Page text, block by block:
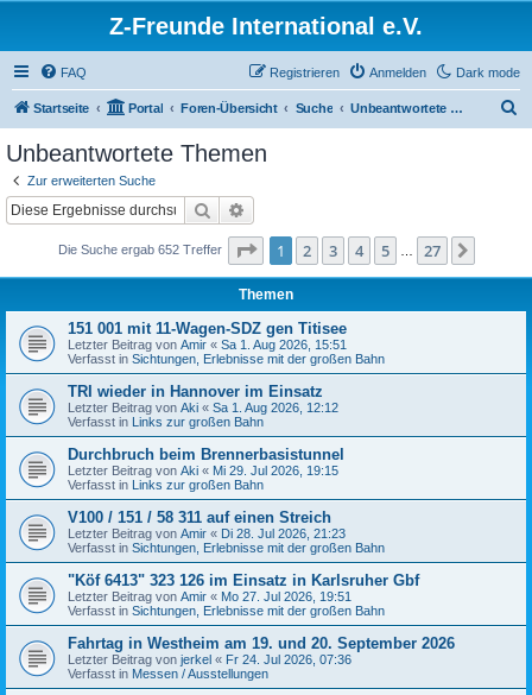
Z-Freunde International e.V.
Dark mode
FAQ Anmelden
Registrieren
Startseite Portal Foren-Übersicht Suche Unbeantwortete Themen
Unbeantwortete Themen
Zur erweiterten Suche
Suche
Die Suche ergab 652 Treffer Seite 1von 27
1 2 3 4 5 27
Themen
151 001 mit 11-Wagen-SDZ gen Titisee
Letzter Beitrag von Amir « Sa 1. Aug 2026, 15:51
Verfasst in Sichtungen, Erlebnisse mit der großen Bahn
TRI wieder in Hannover im Einsatz
Letzter Beitrag von Aki « Sa 1. Aug 2026, 12:12
Verfasst in Links zur großen Bahn
Durchbruch beim Brennerbasistunnel
Letzter Beitrag von Aki « Mi 29. Jul 2026, 19:15
Verfasst in Links zur großen Bahn
V100 / 151 / 58 311 auf einen Streich
Letzter Beitrag von Amir « Di 28. Jul 2026, 21:23
Verfasst in Sichtungen, Erlebnisse mit der großen Bahn
"Köf 6413" 323 126 im Einsatz in Karlsruher Gbf
Letzter Beitrag von Amir « Mo 27. Jul 2026, 19:51
Verfasst in Sichtungen, Erlebnisse mit der großen Bahn
Fahrtag in Westheim am 19. und 20. September 2026
Letzter Beitrag von jerkel « Fr 24. Jul 2026, 07:36
Verfasst in Messen / Ausstellungen